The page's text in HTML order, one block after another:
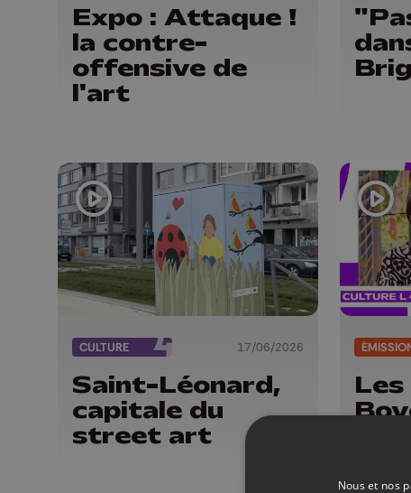
Expo : Attaque !
la contre-
offensive de
l'art
CULTURE 17/06/2026
Saint-Léonard,
capitale du
street art
Les
Nous et nos